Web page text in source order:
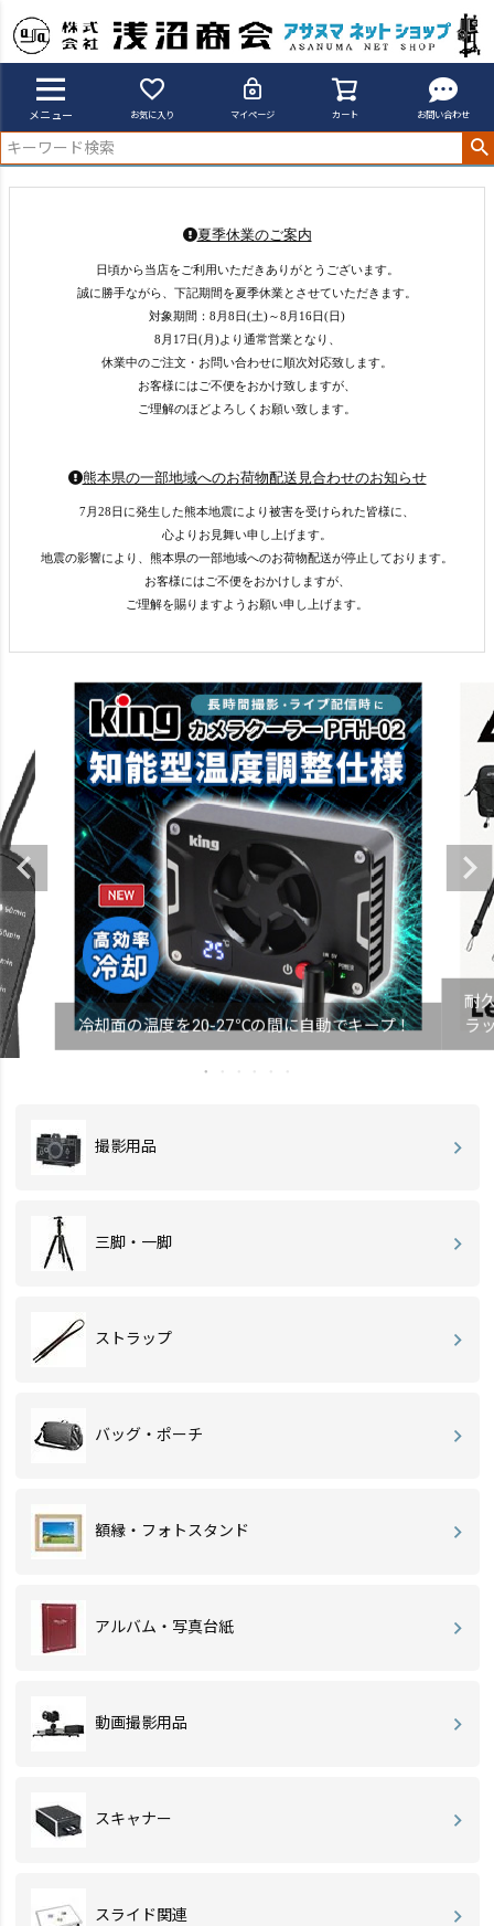
メニュー お気に入り マイページ カート お問い合わせ
夏季休業のご案内
日頃から当店をご利用いただきありがとうございます。
誠に勝手ながら、下記期間を夏季休業とさせていただきます。
対象期間：8月8日(土)～8月16日(日)
8月17日(月)より通常営業となり、
休業中のご注文・お問い合わせに順次対応致します。
お客様にはご不便をおかけ致しますが、
ご理解のほどよろしくお願い致します。
熊本県の一部地域へのお荷物配送見合わせのお知らせ
7月28日に発生した熊本地震により被害を受けられた皆様に、
心よりお見舞い申し上げます。
地震の影響により、熊本県の一部地域へのお荷物配送が停止しております。
お客様にはご不便をおかけしますが、
ご理解を賜りますようお願い申し上げます。
冷却面の温度を20-27℃の間に自動でキープ！
耐
ラ
撮影用品
三脚・一脚
ストラップ
バッグ・ポーチ
額縁・フォトスタンド
アルバム・写真台紙
動画撮影用品
スキャナー
スライド関連